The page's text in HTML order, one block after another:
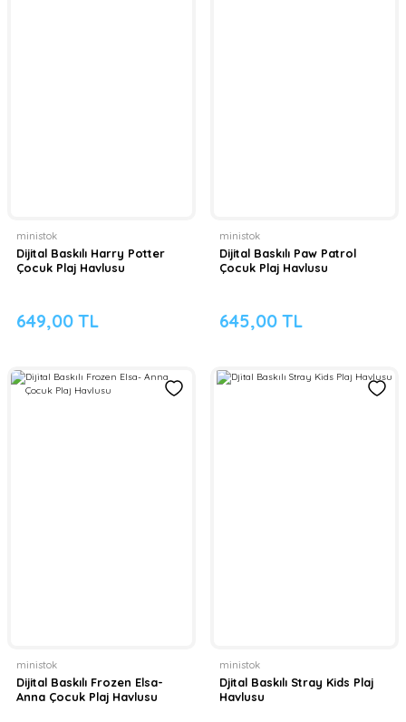
ministok
Dijital Baskılı Harry Potter
Çocuk Plaj Havlusu
649,00 TL
ministok
Dijital Baskılı Paw Patrol
Çocuk Plaj Havlusu
645,00 TL
ministok
Dijital Baskılı Frozen Elsa-
Anna Çocuk Plaj Havlusu
ministok
Djital Baskılı Stray Kids Plaj
Havlusu